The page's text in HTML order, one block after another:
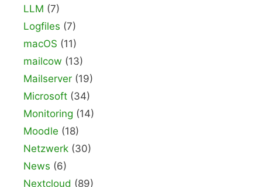
LLM (7)
Logfiles (7)
macOS (11)
mailcow (13)
Mailserver (19)
Microsoft (34)
Monitoring (14)
Moodle (18)
Netzwerk (30)
News (6)
Nextcloud (89)